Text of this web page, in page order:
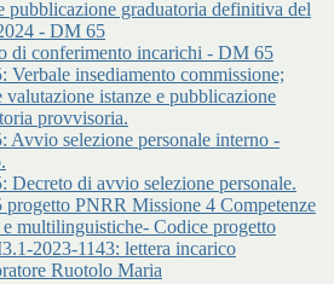
pubblicazione graduatoria definitiva del
- DM 65
di conferimento incarichi - DM 65
Verbale insediamento commissione;
valutazione istanze e pubblicazione
provvisoria.
Avvio selezione personale interno -
Decreto di avvio selezione personale.
PNRR Missione 4 Competenze
multilinguistiche- Codice progetto
2023-1143: lettera incarico
Ruotolo Maria